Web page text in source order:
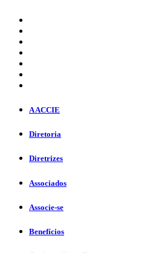
A ACCIE
Diretoria
Diretrizes
Associados
Associe-se
Benefícios